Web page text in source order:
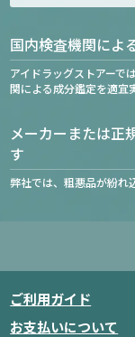
国内検査機関によ
アイドラッグストアーで
関による成分鑑定を適宜
メーカーまたは正
す
弊社では、粗悪品が紛れ
ご利用ガイド
お支払いについて